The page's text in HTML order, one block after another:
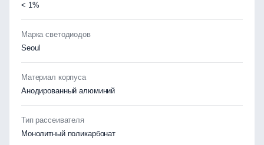
< 1%
Марка светодиодов
Seoul
Материал корпуса
Анодированный алюминий
Тип рассеивателя
Монолитный поликарбонат